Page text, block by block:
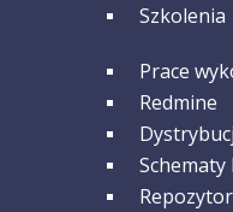
Szkolenia
GRUPA 3
Prace
Redmine
Schematy